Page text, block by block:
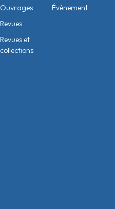
Évènement
Ouvrages
Revues
Revues et
collections